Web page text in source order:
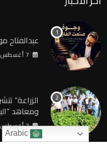
7 أغسطس، 2026
الزراعة”
ومعاهد
من أغسطس
7 أغسطس، 2026